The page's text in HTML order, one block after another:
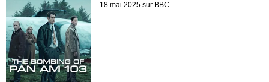
18 mai 2025 sur BBC